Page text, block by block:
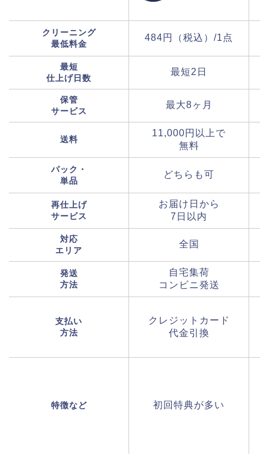
クリーニング
最低料金
484円（税込）/1点
最短
仕上げ日数
最短2日
保管
サービス
最大8ヶ月
送料
11,000円以上で
無料
パック・
単品
どちらも可
再仕上げ
サービス
お届け日から
7日以内
対応
エリア
全国
発送
方法
自宅集荷
コンビニ発送
支払い
方法
クレジットカード
代金引換
特徴など 初回特典が多い